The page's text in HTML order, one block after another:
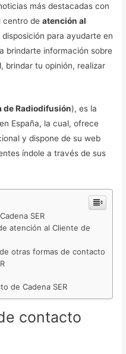
más destacadas con
centro deatención al
para ayudarte en
brindarte información sobre
brindar tu opinión, realizar
de Radiodifusión), es la
España, la cual, ofrece
y dispone de su web
índole a través de sus
SER
atención al Cliente de
otras formas de contacto
de Cadena SER
contacto